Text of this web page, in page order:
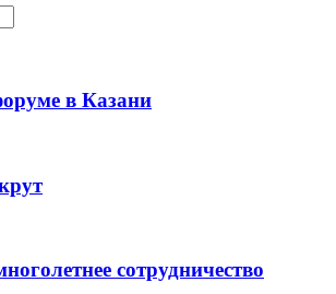
в Казани
сотрудничество